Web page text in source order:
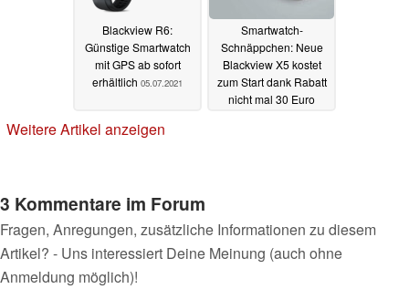
Blackview R6:
Günstige Smartwatch
mit GPS ab sofort
erhältlich 05.07.2021
Smartwatch-
Schnäppchen: Neue
Blackview X5 kostet
zum Start dank Rabatt
nicht mal 30 Euro
Weitere Artikel anzeigen
3 Kommentare im Forum
Fragen, Anregungen, zusätzliche Informationen zu diesem
Artikel? - Uns interessiert Deine Meinung (auch ohne
Anmeldung möglich)!